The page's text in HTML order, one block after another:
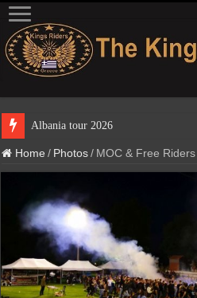
Albania tour 2026
Home / Photos / MOC & Free